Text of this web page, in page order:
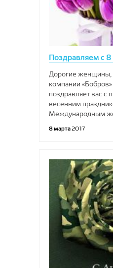
Поздравляем с 8
Дорогие женщины,
компании
поздравляет вас с
весенним
Международным
8 марта2017